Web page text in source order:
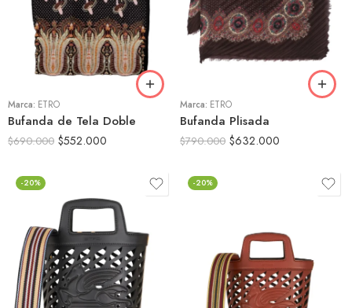
Marca: ETRO
Bufanda de Tela Doble
$690.000 $552.000
Marca: ETRO
Bufanda Plisada
$790.000 $632.000
-20% -20%